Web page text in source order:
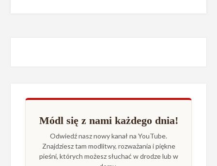
Módl się z nami każdego dnia!
Odwiedź nasz nowy kanał na YouTube.
Znajdziesz tam modlitwy, rozważania i piękne
pieśni, których możesz słuchać w drodze lub w